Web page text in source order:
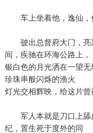
车上坐着他，逸仙，
驶出总督府大门，亮
间，疾驰在环海公路上，
银白色的月光洒在一望
珍珠串般闪烁的渔火
灯光交相辉映，给这片曾
军人本就是刀口上舔
纪，置生死于度外的同